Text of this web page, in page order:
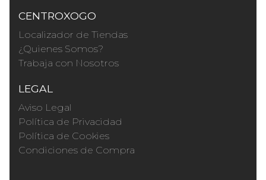
CENTROXOGO
Localizador de Tiendas
¿Quienes Somos?
Trabaja con Nosotros
LEGAL
Aviso Legal
Política de Privacidad
Política de Cookies
Condiciones de Compra